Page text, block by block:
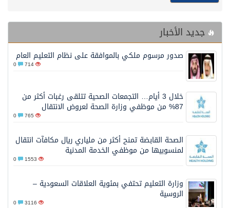
جديد الأخبار
صدور مرسوم ملكي بالموافقة على نظام التعليم العام
714
خلال 3 أيام… التجمعات الصحية تتلقى رغبات أكثر من
87% من موظفي وزارة الصحة لعروض الانتقال
765
الصحة القابضة تمنح أكثر من ملياري ريال مكافآت انتقال
لمنسوبيها من موظفي الخدمة المدنية
1553
وزارة التعليم تحتفي بمئوية العلاقات السعودية –
الروسية
3116